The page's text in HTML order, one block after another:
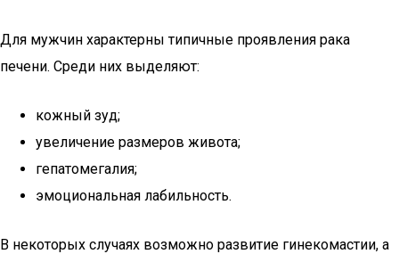
Для мужчин характерны типичные проявления рака
печени. Среди них выделяют:
кожный зуд;
увеличение размеров живота;
гепатомегалия;
эмоциональная лабильность.
В некоторых случаях возможно развитие гинекомастии, а